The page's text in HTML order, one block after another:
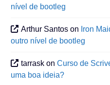
nível de bootleg
Arthur Santos on Iron
outro nível de bootleg
tarrask onCurso de
uma boa ideia?